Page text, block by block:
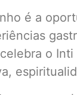
é a
o